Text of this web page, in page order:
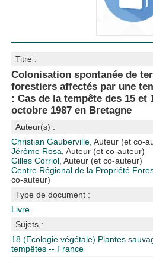
Titre :
Colonisation spontanée de
forestiers affectés par une
: Cas de la tempête des 15 et
octobre 1987 en Bretagne
Auteur(s) :
Christian Gauberville , Auteur (et co-
Jérôme Rosa , Auteur (et co-auteur)
Gilles Corriol , Auteur (et co-auteur)
Centre Régional de la Propriété
co-auteur)
Type de document :
Livre
Sujets :
18 (Ecologie végétale) Plantes
tempêtes -- France